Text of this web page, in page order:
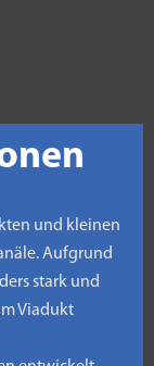
und kleinen
Aufgrund
stark und
Viadukt